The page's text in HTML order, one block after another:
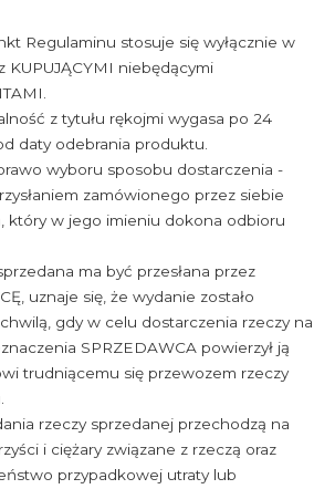
Regulaminu stosuje się wyłącznie w
KUPUJĄCYMI niebędącymi
z tytułu rękojmi wygasa po 24
daty odebrania produktu.
wyboru sposobu dostarczenia -
zamówionego przez siebie
który w jego imieniu dokona odbioru
ma być przesłana przez
uznaje się, że wydanie zostało
gdy w celu dostarczenia rzeczy na
SPRZEDAWCA powierzył ją
trudniącemu się przewozem rzeczy
rzeczy sprzedanej przechodzą na
i ciężary związane z rzeczą oraz
przypadkowej utraty lub